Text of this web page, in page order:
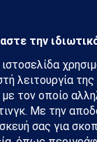
νόσου Covid-
εμφάνιση